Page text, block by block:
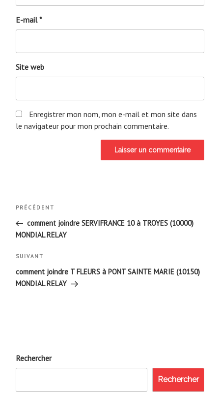
E-mail*
Site web
Enregistrer mon nom, mon e-mail et mon site dans
le navigateur pour mon prochain commentaire.
Navigation
de
l’article
Article
précédent
PRÉCÉDENT
comment joindre SERVIFRANCE 10 à TROYES (10000)
MONDIAL RELAY
Article
suivant
SUIVANT
comment joindre T FLEURS à PONT SAINTE MARIE (10150)
MONDIAL RELAY
Rechercher
Rechercher